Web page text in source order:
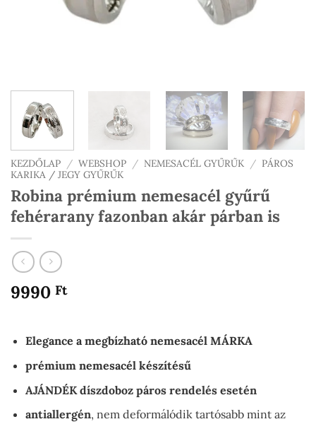
KEZDŐLAP / WEBSHOP / NEMESACÉL GYŰRŰK / PÁROS
KARIKA / JEGY GYŰRŰK
Robina prémium nemesacél gyűrű
fehérarany fazonban akár párban is
9990 Ft
Elegance a megbízható nemesacél MÁRKA
prémium nemesacél készítésű
AJÁNDÉK díszdoboz páros rendelés esetén
antiallergén, nem deformálódik tartósabb mint az